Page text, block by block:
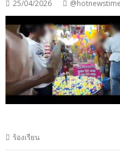
25/04/2026
ร้องเรียน